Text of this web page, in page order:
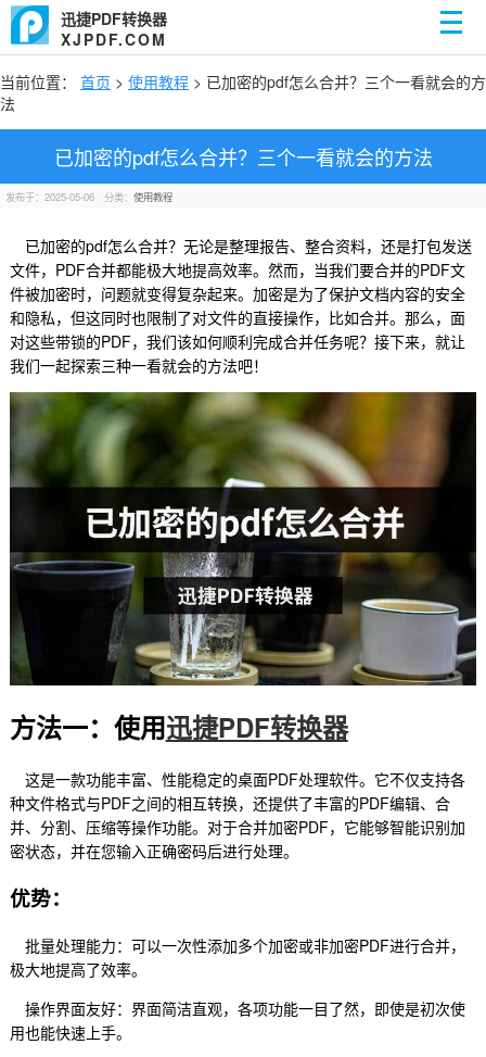
迅捷PDF转换器
XJPDF.COM
当前位置： 首页 > 使用教程 > 已加密的pdf怎么合并？三个一看就会的方
法
已加密的pdf怎么合并？三个一看就会的方法
发布于：2025-05-06 分类：使用教程
已加密的pdf怎么合并？无论是整理报告、整合资料，还是打包发送
文件，PDF合并都能极大地提高效率。然而，当我们要合并的PDF文
件被加密时，问题就变得复杂起来。加密是为了保护文档内容的安全
和隐私，但这同时也限制了对文件的直接操作，比如合并。那么，面
对这些带锁的PDF，我们该如何顺利完成合并任务呢？接下来，就让
我们一起探索三种一看就会的方法吧！
方法一：使用迅捷PDF转换器
这是一款功能丰富、性能稳定的桌面PDF处理软件。它不仅支持各
种文件格式与PDF之间的相互转换，还提供了丰富的PDF编辑、合
并、分割、压缩等操作功能。对于合并加密PDF，它能够智能识别加
密状态，并在您输入正确密码后进行处理。
优势：
批量处理能力：可以一次性添加多个加密或非加密PDF进行合并，
极大地提高了效率。
操作界面友好：界面简洁直观，各项功能一目了然，即使是初次使
用也能快速上手。